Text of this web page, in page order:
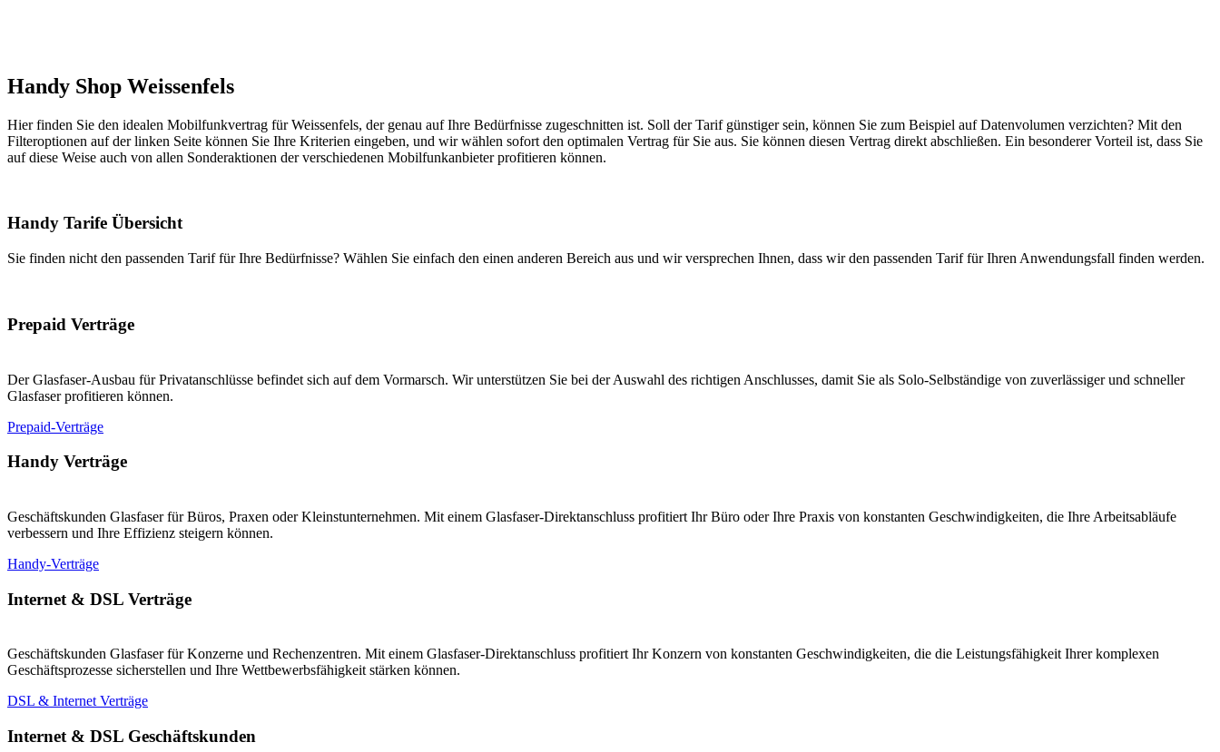
Handy Shop Weissenfels
Hier finden Sie den idealen Mobilfunkvertrag für Weissenfels, der genau auf Ihre Bedürfnisse zugeschnitten ist. Soll der Tarif günstiger sein, können Sie zum Beispiel auf Datenvolumen verzichten? Mit den
Filteroptionen auf der linken Seite können Sie Ihre Kriterien eingeben, und wir wählen sofort den optimalen Vertrag für Sie aus. Sie können diesen Vertrag direkt abschließen. Ein besonderer Vorteil ist, dass Sie
auf diese Weise auch von allen Sonderaktionen der verschiedenen Mobilfunkanbieter profitieren können.
Handy Tarife Übersicht
Sie finden nicht den passenden Tarif für Ihre Bedürfnisse? Wählen Sie einfach den einen anderen Bereich aus und wir versprechen Ihnen, dass wir den passenden Tarif für Ihren Anwendungsfall finden werden.
Prepaid Verträge
Der Glasfaser-Ausbau für Privatanschlüsse befindet sich auf dem Vormarsch. Wir unterstützen Sie bei der Auswahl des richtigen Anschlusses, damit Sie als Solo-Selbständige von zuverlässiger und schneller
Glasfaser profitieren können.
Prepaid-Verträge
Handy Verträge
Geschäftskunden Glasfaser für Büros, Praxen oder Kleinstunternehmen. Mit einem Glasfaser-Direktanschluss profitiert Ihr Büro oder Ihre Praxis von konstanten Geschwindigkeiten, die Ihre Arbeitsabläufe
verbessern und Ihre Effizienz steigern können.
Handy-Verträge
Internet & DSL Verträge
Geschäftskunden Glasfaser für Konzerne und Rechenzentren. Mit einem Glasfaser-Direktanschluss profitiert Ihr Konzern von konstanten Geschwindigkeiten, die die Leistungsfähigkeit Ihrer komplexen
Geschäftsprozesse sicherstellen und Ihre Wettbewerbsfähigkeit stärken können.
DSL & Internet Verträge
Internet & DSL Geschäftskunden